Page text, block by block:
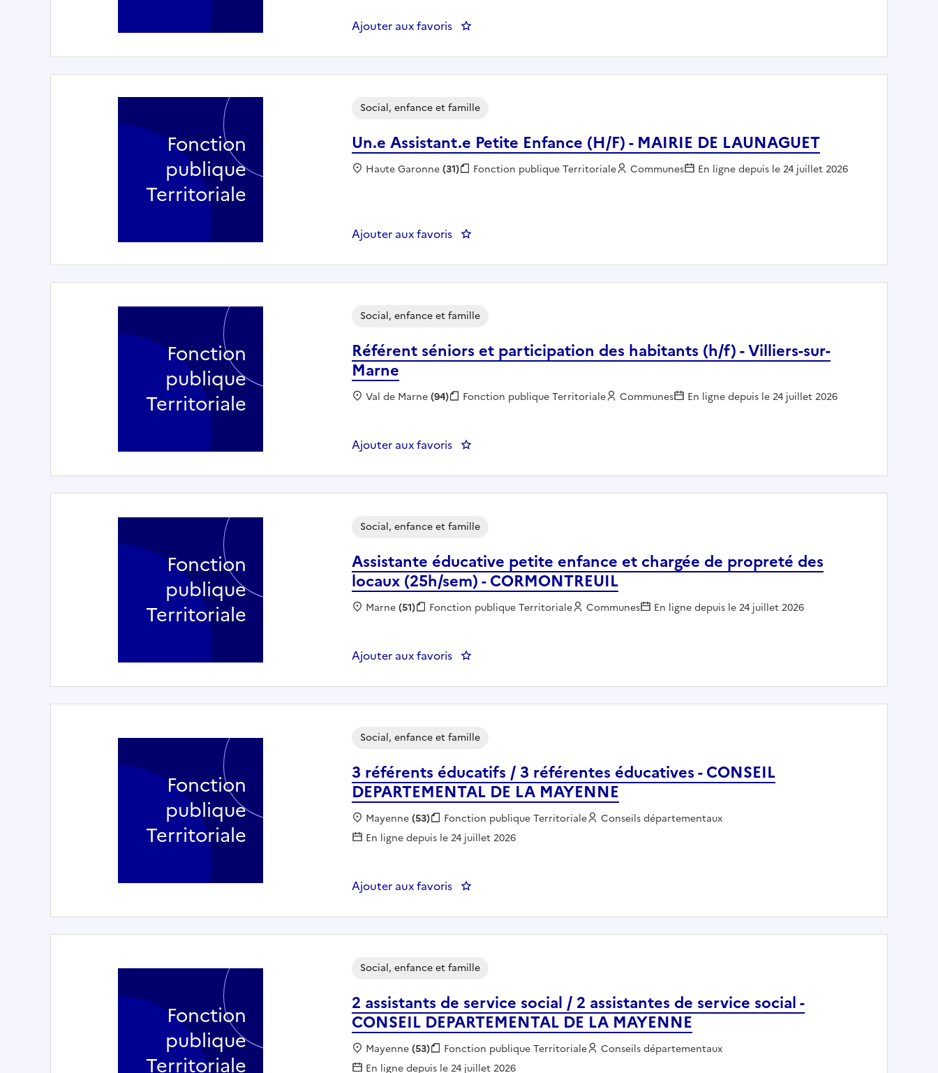
Ajouter aux favoris : AUXILIAIRE DE PUERICULTURE CRECHE COLLECTIVE POMME DE RAINETTE - Mairie de
Un.e Assistant.e Petite Enfance (H/F) - MAIRIE DE LAUNAGUET
Social, enfance et famille
Localisation :
Haute Garonne(31) Fonction publique :
Fonction publique Territoriale Employeur :
Communes En ligne depuis le 24 juillet 2026
Ajouter aux favoris : Un.e Assistant.e Petite Enfance (H/F) - MAIRIE DE LAUNAGUET
Fonction
publique
Territoriale
Référent séniors et participation des habitants (h/f) - Villiers-sur-
Marne
Social, enfance et famille
Localisation :
Val de Marne(94) Fonction publique :
Fonction publique Territoriale Employeur :
Communes En ligne depuis le 24 juillet 2026
Ajouter aux favoris : Référent séniors et participation des habitants (h/f) - Villiers-sur-Marne
Fonction
publique
Territoriale
Assistante éducative petite enfance et chargée de propreté des
locaux (25h/sem) - CORMONTREUIL
Social, enfance et famille
Localisation :
Marne(51) Fonction publique :
Fonction publique Territoriale Employeur :
Communes En ligne depuis le 24 juillet 2026
Ajouter aux favoris : Assistante éducative petite enfance et chargée de propreté des locaux (25h/sem) -
Fonction
publique
Territoriale
3 référents éducatifs / 3 référentes éducatives - CONSEIL
DEPARTEMENTAL DE LA MAYENNE
Social, enfance et famille
Localisation :
Mayenne(53) Fonction publique :
Fonction publique Territoriale Employeur :
Conseils départementaux
En ligne depuis le 24 juillet 2026
Ajouter aux favoris : 3 référents éducatifs / 3 référentes éducatives - CONSEIL DEPARTEMENTAL DE LA
Fonction
publique
Territoriale
2 assistants de service social / 2 assistantes de service social -
CONSEIL DEPARTEMENTAL DE LA MAYENNE
Social, enfance et famille
Localisation :
Mayenne(53) Fonction publique :
Fonction publique Territoriale Employeur :
Conseils départementaux
En ligne depuis le 24 juillet 2026
Fonction
publique
Territoriale